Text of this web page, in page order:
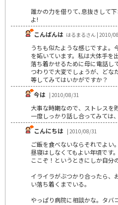
誰かの力を借りて､息抜きして
よ!
こんばんは はるまるさん | 2010/
うちも似たような感じですよ。
を妬いています。私は大体手を
落ち着かせるために母に電話し
つわりで大変でしょうが、どな
等してみてはいかがですか？
今は | 2010/08/31
大事な時期なので、ストレスを
一度しっかり話し合ってみては
こんにちは | 2010/08/31
ご飯を食べないならそれでよ
昼寝はしなくてもよい年頃です。
ここぞ！というときにしか自分
イライラがぶつかり合ったら、
い落ち着くまでいる。
やっぱり病院に相談かな。タバ